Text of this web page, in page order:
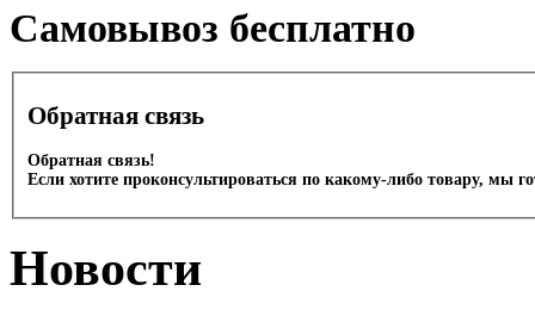
Cамовывоз бесплатно
Обратная связь
Обратная связь!
Если хотите проконсультироваться по какому-либо товару, мы
Новости